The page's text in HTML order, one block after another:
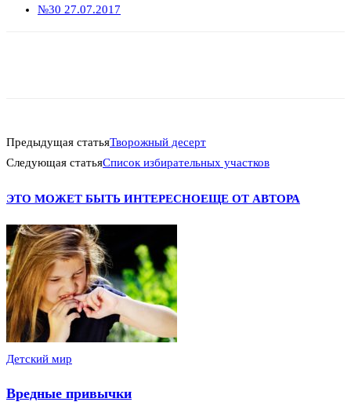
№30 27.07.2017
Предыдущая статьяТворожный десерт
Следующая статьяСписок избирательных участков
ЭТО МОЖЕТ БЫТЬ ИНТЕРЕСНОЕЩЕ ОТ АВТОРА
Детский мир
Вредные привычки